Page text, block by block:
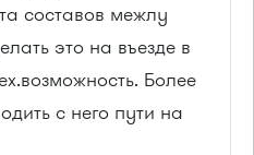
составов межлу
это на въезде в
Более
с него пути на